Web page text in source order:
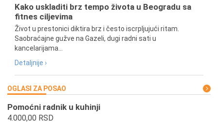
Kako uskladiti brz tempo života u Beogradu sa
fitnes ciljevima
Život u prestonici diktira brz i često iscrpljujući ritam.
Saobraćajne gužve na Gazeli, dugi radni sati u
kancelarijama...
Detaljnije ›
OGLASI ZA POSAO
Pomoćni radnik u kuhinji
4.000,00 RSD